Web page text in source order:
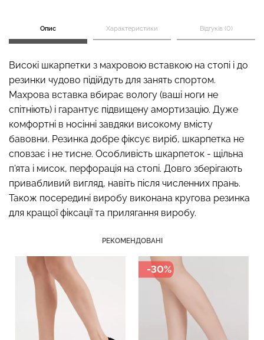
Опис Характеристики Відгуків (0)
Високі шкарпетки з махровою вставкою на стопі і до
резинки чудово підійдуть для занять спортом.
Махрова вставка вбирає вологу (ваші ноги не
спітніють) і гарантує підвищену амортизацію. Дуже
комфортні в носінні завдяки високому вмісту
бавовни. Резинка добре фіксує виріб, шкарпетка не
сповзає і не тисне. Особливість шкарпеток - щільна
п'ята і мисок, перфорація на стопі. Довго зберігають
привабливий вигляд, навіть після численних прань.
Також посередині виробу виконана кругова резинка
для кращої фіксації та прилягання виробу.
РЕКОМЕНДОВАНІ
-30%
Топ на бретелях в рубчик
CAMI TOP RIB black
Безшовний топ на
бретелях CAMI TOP